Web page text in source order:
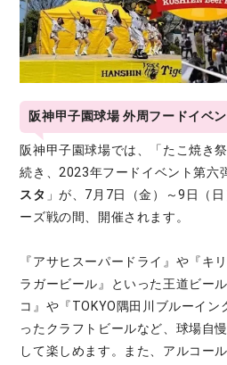
阪神甲子園球場 外周フードイベ
阪神甲子園球場では、「たこ焼き
続き、2023年フードイベント第六
スタ 」が、7月7日（金）～9日（
ーズ戦の間、開催されます。
『アサヒスーパードライ』や『キ
ラガービール』といった王道ビー
コ』や『TOKYO隅田川ブルーイン
ったクラフトビールなど、球場自
して楽しめます。また、アルコー